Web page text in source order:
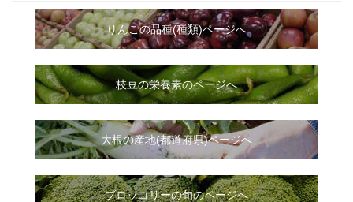
りんごの品種(種類)ページへ
枝豆の栄養素のページへ
大根の産地(都道府県)ページへ
ブロッコリーの旬のページへ